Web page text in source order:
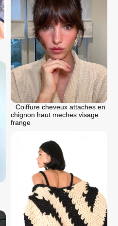
Coiffure cheveux attaches en
chignon haut meches visage
frange